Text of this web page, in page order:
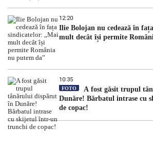
12:20
Ilie Bolojan nu cedează în
mult decât își permite
10:35
FOTO
A fost găsit trupul
Dunăre! Bărbatul intrase cu
de copac!